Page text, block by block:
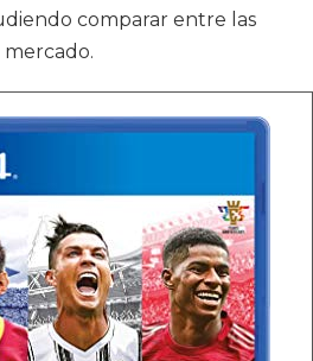
comparar entre las